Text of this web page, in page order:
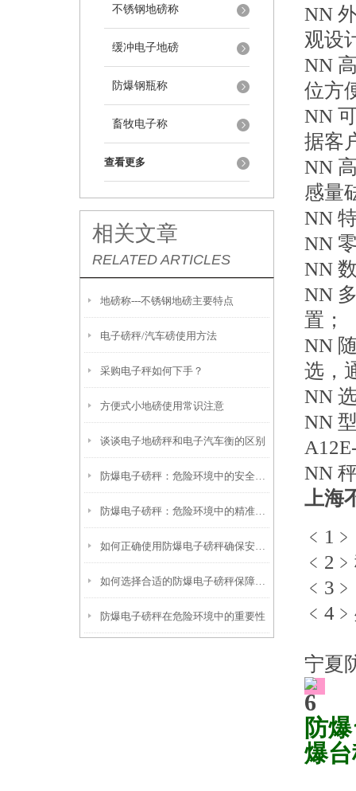
不锈钢地磅称
缓冲电子地磅
防爆钢瓶称
畜牧电子称
查看更多
相关文章
RELATED ARTICLES
地磅称---不锈钢地磅主要特点
电子磅秤/汽车磅使用方法
采购电子秤如何下手？
方便式小地磅使用常识注意
谈谈电子地磅秤和电子汽车衡的区别
防爆电子磅秤：危险环境中的安全称重守护者
防爆电子磅秤：危险环境中的精准称量卫士
如何正确使用防爆电子磅秤确保安全与精度
如何选择合适的防爆电子磅秤保障工业安全
防爆电子磅秤在危险环境中的重要性
ΝΝ
观设
ΝΝ
位方
ΝΝ
据客
ΝΝ
感量
ΝΝ
ΝΝ
ΝΝ
ΝΝ
置；
ΝΝ
选，
ΝΝ
ΝΝ 型
ΝΝ 秤
上海
宁夏
防
爆